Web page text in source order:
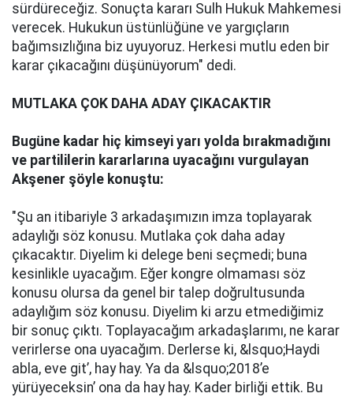
sürdüreceğiz. Sonuçta kararı Sulh Hukuk Mahkemesi
verecek. Hukukun üstünlüğüne ve yargıçların
bağımsızlığına biz uyuyoruz. Herkesi mutlu eden bir
karar çıkacağını düşünüyorum" dedi.
MUTLAKA ÇOK DAHA ADAY ÇIKACAKTIR
Bugüne kadar hiç kimseyi yarı yolda bırakmadığını
ve partililerin kararlarına uyacağını vurgulayan
Akşener şöyle konuştu:
"Şu an itibariyle 3 arkadaşımızın imza toplayarak
adaylığı söz konusu. Mutlaka çok daha aday
çıkacaktır. Diyelim ki delege beni seçmedi; buna
kesinlikle uyacağım. Eğer kongre olmaması söz
konusu olursa da genel bir talep doğrultusunda
adaylığım söz konusu. Diyelim ki arzu etmediğimiz
bir sonuç çıktı. Toplayacağım arkadaşlarımı, ne karar
verirlerse ona uyacağım. Derlerse ki, &lsquo;Haydi
abla, eve git’, hay hay. Ya da &lsquo;2018’e
yürüyeceksin’ ona da hay hay. Kader birliği ettik. Bu